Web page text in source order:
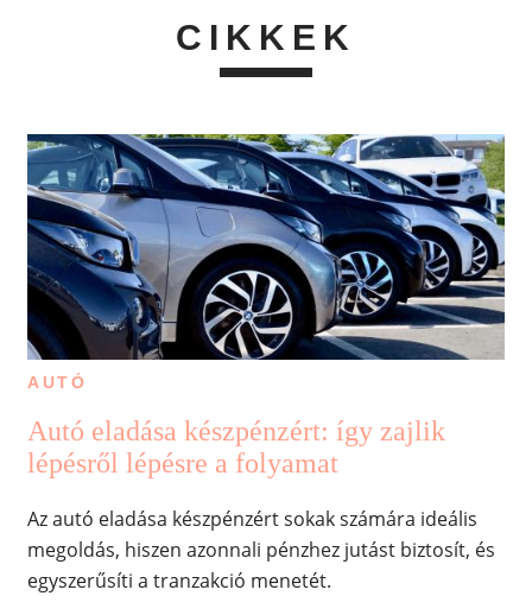
CIKKEK
AUTÓ
Autó eladása készpénzért: így zajlik
lépésről lépésre a folyamat
Az autó eladása készpénzért sokak számára ideális
megoldás, hiszen azonnali pénzhez jutást biztosít, és
egyszerűsíti a tranzakció menetét.